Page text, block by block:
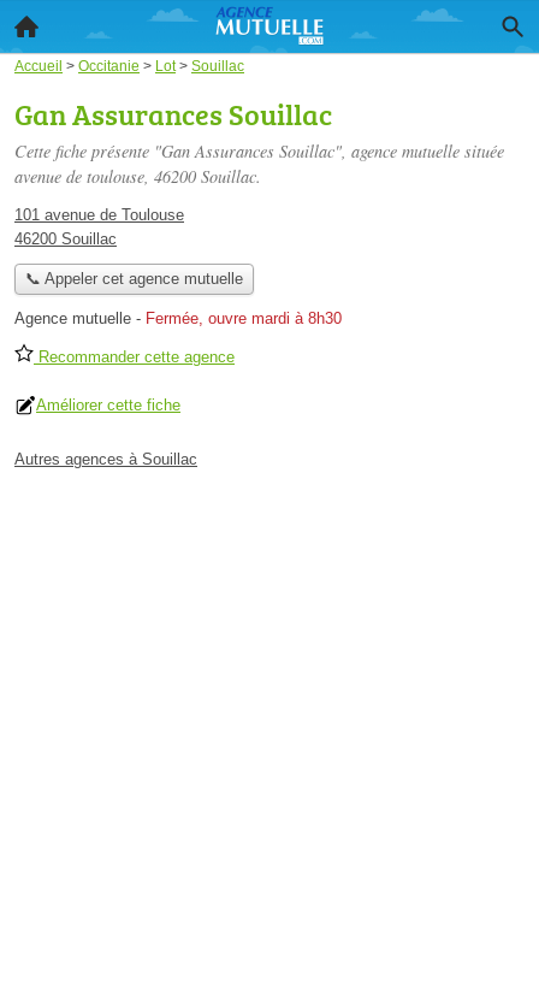
Accueil > Occitanie > Lot> Souillac
Gan Assurances Souillac
Cette fiche présente "Gan Assurances Souillac", agence mutuelle située
avenue de toulouse, 46200 Souillac.
101 avenue de Toulouse
46200 Souillac
📞 Appeler cet agence mutuelle
Agence mutuelle - Fermée, ouvre mardi à 8h30
Recommander cette agence
Améliorer cette fiche
Autres agences à Souillac